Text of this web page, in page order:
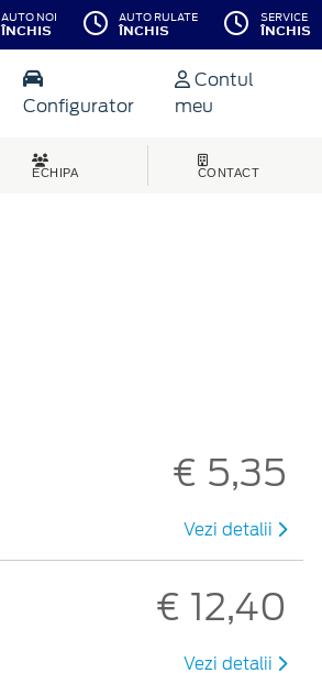
AUTO NOI
ÎNCHIS
AUTO RULATE
ÎNCHIS
SERVICE
ÎNCHIS
Configurator
Contul
meu
ECHIPA CONTACT
€ 5,35
Vezi detalii
€ 12,40
Vezi detalii